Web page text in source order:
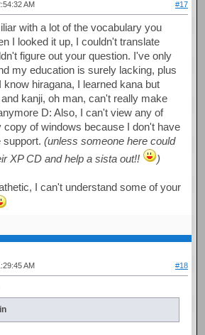
AM #17
with a lot of the vocabulary you
I looked it up, I couldn't translate
figure out your question. I've only
my education is surely lacking, plus
hiragana, I learned kana but
kanji, oh man, can't really make
D: Also, I can't view any of
copy of windows because I don't have
support.(unless someone here could
XP CD and help a sista out!!
)
I can't understand some of your
AM #18